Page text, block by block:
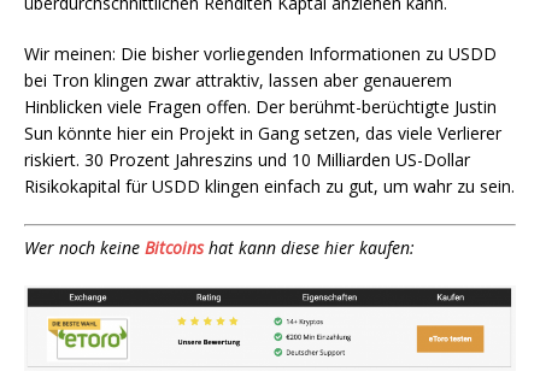
Wir meinen: Die bisher vorliegenden Informationen zu USDD
bei Tron klingen zwar attraktiv, lassen aber genauerem
Hinblicken viele Fragen offen. Der berühmt-berüchtigte Justin
Sun könnte hier ein Projekt in Gang setzen, das viele Verlierer
riskiert. 30 Prozent Jahreszins und 10 Milliarden US-Dollar
Risikokapital für USDD klingen einfach zu gut, um wahr zu sein.
Wer noch keine Bitcoinshat kann diese hier kaufen: